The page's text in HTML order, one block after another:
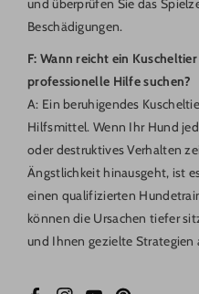
Beschädigungen.
F: Wann reicht ein
professionelle Hilfe suchen?
A: Ein beruhigendes
Hilfsmittel. Wenn Ihr Hund
oder destruktives Verhalten
Ängstlichkeit hinausgeht, ist
einen qualifizierten
können die Ursachen tiefer
und Ihnen gezielte Strategien